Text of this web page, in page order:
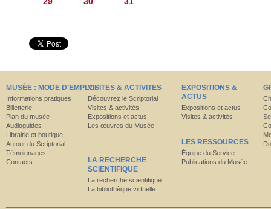
MUSÉE : MODE D’EMPLOI
Informations pratiques
Billetterie
Plan du musée
Audioguides
Librairie et boutique
Autour du Scriptorial
Témoignages
Contacts
VISITES & ACTIVITES
Découvrez le Scriptorial
Visites & activités
Expositions et actus
Les œuvres du Musée
LA RECHERCHE
SCIENTIFIQUE
La recherche scientifique
La bibliothèque virtuelle
EXPOSITIONS &
ACTUS
Expositions et actus
Visites & activités
LES RESSOURCES
Équipe du Service
Publications du Musée